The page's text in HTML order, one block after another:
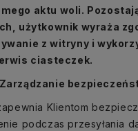
aktu woli.
użytkownik wyraża
z witryny i
ciasteczek.
Klientom
podczas przesyłania